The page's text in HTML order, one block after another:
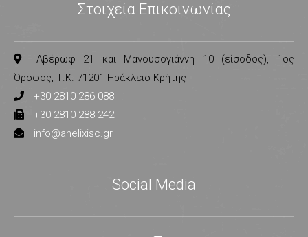
Στοιχεία Επικοινωνίας
Αβέρωφ 21 και Μανουσογιάννη 10 (είσοδος), 1ος
Όροφος, Τ.Κ. 71201 Ηράκλειο Κρήτης
+30 2810 286 088
+30 2810 288 242
info@anelixisc.gr
Social Media